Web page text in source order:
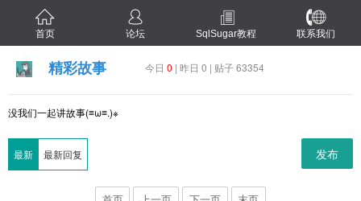
首页 论坛 SqlSugar教程 联系我们
精彩故事 今日 0 | 昨日 0 | 贴子 63354
没我们一起讲故事(≡ω≡.)※
最新 最新回复 发布